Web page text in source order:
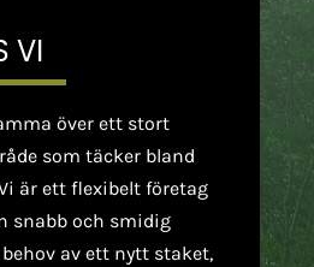
VI
över ett stort
som täcker bland
är ett flexibelt företag
snabb och smidig
behov av ett nytt staket,